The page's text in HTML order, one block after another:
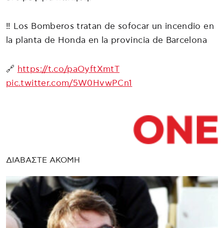
‼️ Los Bomberos tratan de sofocar un incendio en
la planta de Honda en la provincia de Barcelona
🔗 https://t.co/paOyftXmtT
pic.twitter.com/5W0HvwPCn1
ΔΙΑΒΑΣΤΕ ΑΚΟΜΗ